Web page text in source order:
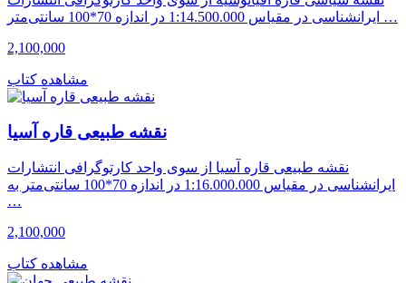
ایرانشناسی در مقیاس 1:14.500.000 در اندازه 70*100 سانتی‌متر …
2,100,000
مشاهده کتاب
نقشه طبیعی قاره آسیا
نقشه طبیعی قاره آسیا از سوی واحد کارتوگرافی انتشارات
ایرانشناسی در مقیاس 1:16.000.000 در اندازه 70*100 سانتی‌متر به
…
2,100,000
مشاهده کتاب